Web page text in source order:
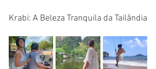
Krabi: A Beleza Tranquila da Tailândia